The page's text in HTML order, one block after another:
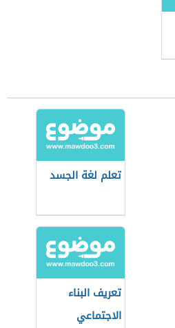
تعلم لغة الجسد
تعريف البناء
الاجتماعي